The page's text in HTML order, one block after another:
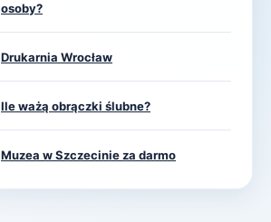
osoby?
Drukarnia Wrocław
Ile ważą obrączki ślubne?
Muzea w Szczecinie za darmo